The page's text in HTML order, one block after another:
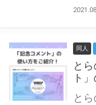
同人
と
ト